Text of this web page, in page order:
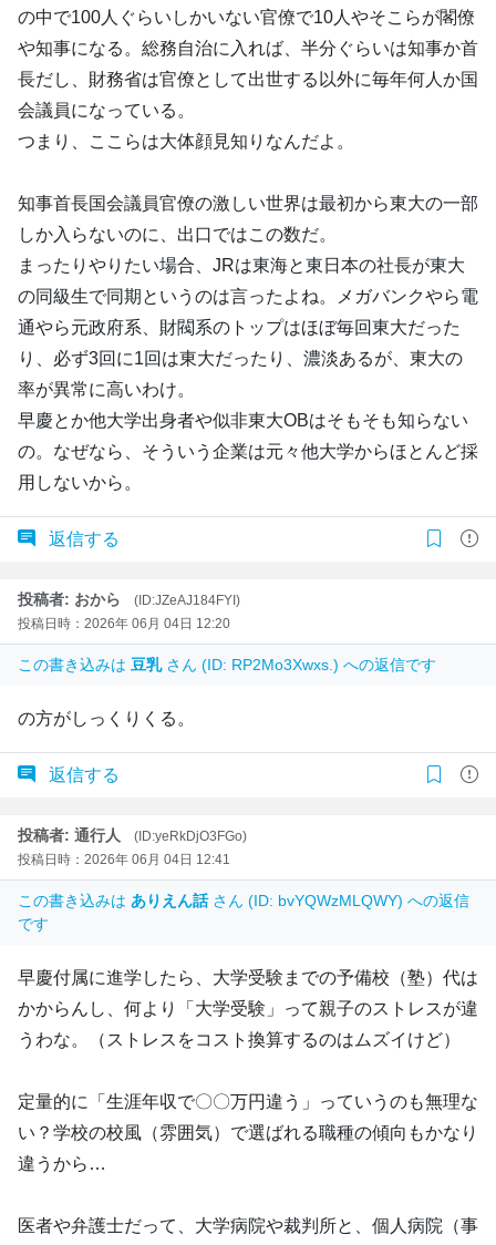
の中で100人ぐらいしかいない官僚で10人やそこらが閣僚
や知事になる。総務自治に入れば、半分ぐらいは知事か首
長だし、財務省は官僚として出世する以外に毎年何人か国
会議員になっている。
つまり、ここらは大体顔見知りなんだよ。
知事首長国会議員官僚の激しい世界は最初から東大の一部
しか入らないのに、出口ではこの数だ。
まったりやりたい場合、JRは東海と東日本の社長が東大
の同級生で同期というのは言ったよね。メガバンクやら電
通やら元政府系、財閥系のトップはほぼ毎回東大だった
り、必ず3回に1回は東大だったり、濃淡あるが、東大の
率が異常に高いわけ。
早慶とか他大学出身者や似非東大OBはそもそも知らない
の。なぜなら、そういう企業は元々他大学からほとんど採
用しないから。
返信する
投稿者: おから
(ID:JZeAJ184FYI)
投稿日時：2026年 06月 04日 12:20
この書き込みは 豆乳 さん (ID: RP2Mo3Xwxs.) への返信です
の方がしっくりくる。
返信する
投稿者: 通行人
(ID:yeRkDjO3FGo)
投稿日時：2026年 06月 04日 12:41
この書き込みは ありえん話 さん (ID: bvYQWzMLQWY) への返信
です
早慶付属に進学したら、大学受験までの予備校（塾）代は
かからんし、何より「大学受験」って親子のストレスが違
うわな。（ストレスをコスト換算するのはムズイけど）
定量的に「生涯年収で〇〇万円違う」っていうのも無理な
い？学校の校風（雰囲気）で選ばれる職種の傾向もかなり
違うから…
医者や弁護士だって、大学病院や裁判所と、個人病院（事